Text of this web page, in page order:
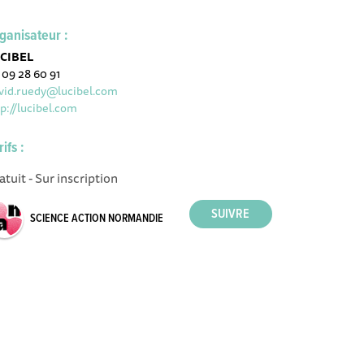
:
28 60 91
lucibel.com
:
- Sur inscription
SCIENCE ACTION NORMANDIE